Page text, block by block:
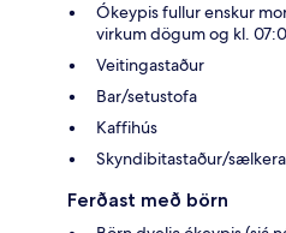
Ókeypis fullur enskur
virkum dögum og kl.
Veitingastaður
Bar/setustofa
Kaffihús
Skyndibitastaður/
Ferðast með börn